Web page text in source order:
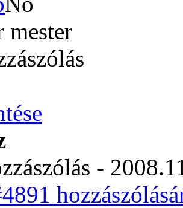
mester
-